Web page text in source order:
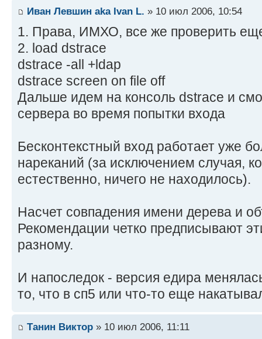
Иван Левшин aka Ivan L. » 10 июл 2006, 10:54
1. Права, ИМХО, все же проверить
2. load dstrace
dstrace -all +ldap
dstrace screen on file off
Дальше идем на консоль dstrace и
сервера во время попытки входа
Бесконтекстный вход работает уже
нареканий (за исключением случая,
естественно, ничего не находилось).
Насчет совпадения имени дерева и
Рекомендации четко предписывают
разному.
И напоследок - версия едира
то, что в сп5 или что-то еще
Танин Виктор » 10 июл 2006, 11:11